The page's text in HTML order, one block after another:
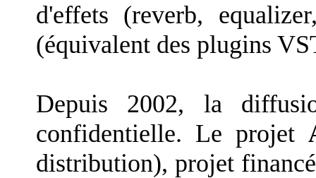
d'effets (reverb,
(équivalent des plugins
Depuis 2002, la
confidentielle. Le projet
distribution), projet